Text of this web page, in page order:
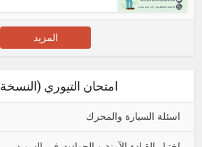
المزيد
امتحان التيوري (النسخة 2.0 )
اسئلة السيارة والمحرك